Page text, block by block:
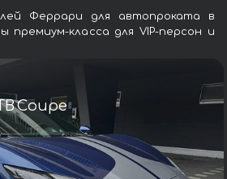
Феррари для автопроката в
премиум-класса для VIP-персон и
Coupe